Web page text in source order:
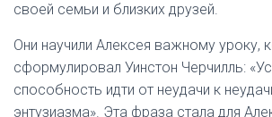
своей семьи и близких друзей.
Они научили Алексея важному уроку,
сформулировал Уинстон Черчилль:
способность идти от неудачи к
энтузиазма». Эта фраза стала для